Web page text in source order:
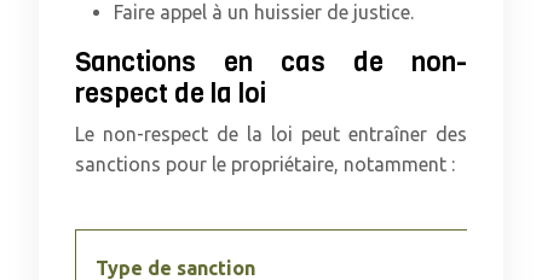
Faire appel à un huissier de justice.
Sanctions en cas de non-
respect de la loi
Le non-respect de la loi peut entraîner des
sanctions pour le propriétaire, notamment :
Type de sanction